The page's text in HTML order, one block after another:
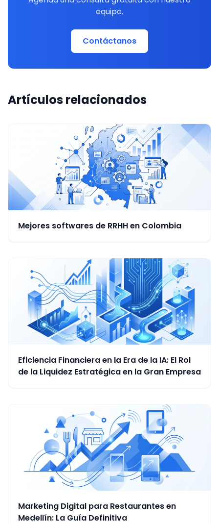
equipo.
Contáctanos
Artículos relacionados
Mejores softwares de RRHH en Colombia
Eficiencia Financiera en la Era de la IA: El Rol
de la Liquidez Estratégica en la Gran Empresa
Marketing Digital para Restaurantes en
Medellín: La Guía Definitiva